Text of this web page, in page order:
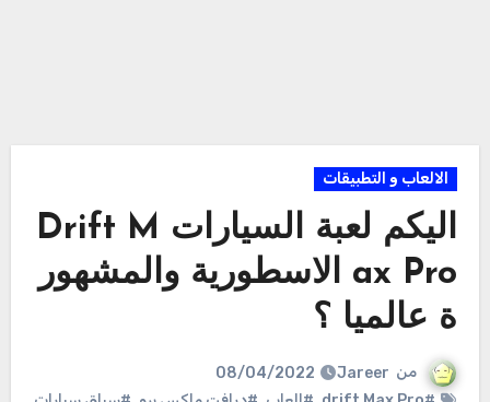
الالعاب و التطبيقات
اليكم لعبة السيارات Drift M
ax Pro الاسطورية والمشهور
ة عالميا ؟
من Jareer
08/04/2022